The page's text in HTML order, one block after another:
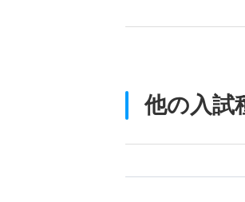
他の入試